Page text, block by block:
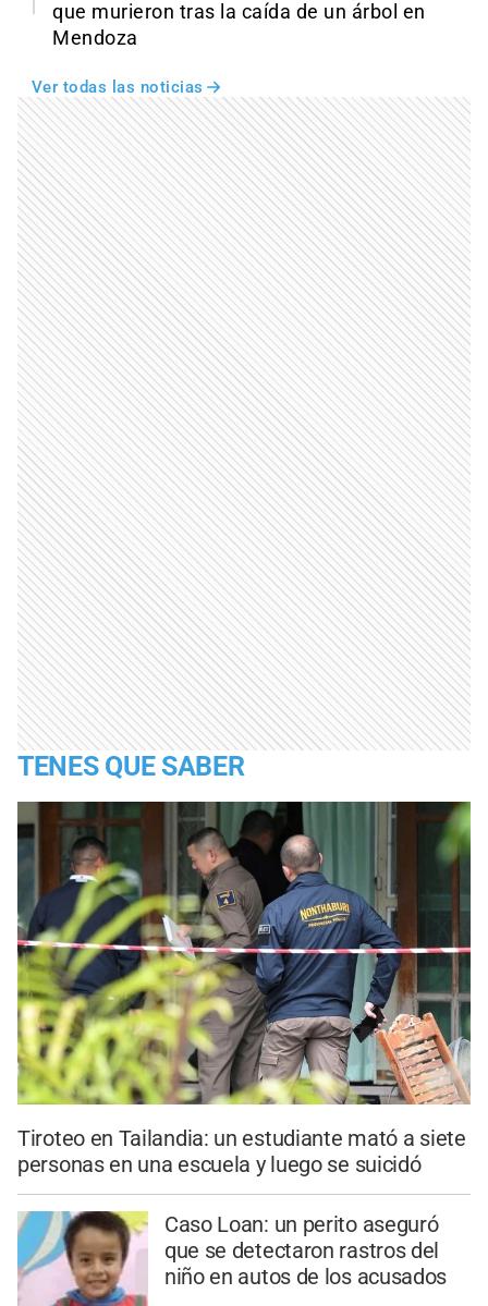
que murieron tras la caída de un árbol en
Mendoza
Ver todas las noticias
TENES QUE SABER
Tiroteo en Tailandia: un estudiante mató a siete
personas en una escuela y luego se suicidó
Caso Loan: un perito aseguró
que se detectaron rastros del
niño en autos de los acusados